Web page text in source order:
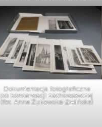
Dokumentacja fotograficzna
po konserwacji zachowawczej
(fot. Anna Żukowska-Zielińska)